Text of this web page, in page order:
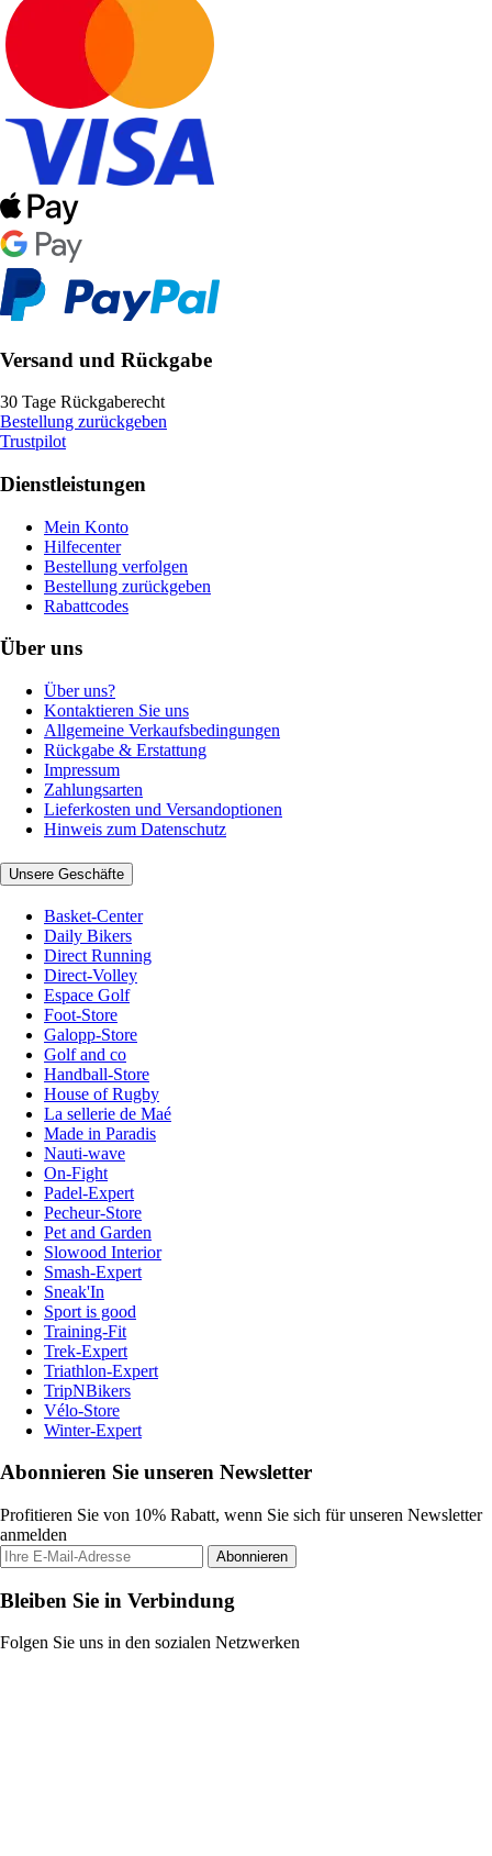
Versand und Rückgabe
30 Tage Rückgaberecht
Bestellung zurückgeben
Trustpilot
Dienstleistungen
Mein Konto
Hilfecenter
Bestellung verfolgen
Bestellung zurückgeben
Rabattcodes
Über uns
Über uns?
Kontaktieren Sie uns
Allgemeine Verkaufsbedingungen
Rückgabe & Erstattung
Impressum
Zahlungsarten
Lieferkosten und Versandoptionen
Hinweis zum Datenschutz
Unsere Geschäfte
Basket-Center
Daily Bikers
Direct Running
Direct-Volley
Espace Golf
Foot-Store
Galopp-Store
Golf and co
Handball-Store
House of Rugby
La sellerie de Maé
Made in Paradis
Nauti-wave
On-Fight
Padel-Expert
Pecheur-Store
Pet and Garden
Slowood Interior
Smash-Expert
Sneak'In
Sport is good
Training-Fit
Trek-Expert
Triathlon-Expert
TripNBikers
Vélo-Store
Winter-Expert
Abonnieren Sie unseren Newsletter
Profitieren Sie von 10% Rabatt, wenn Sie sich für unseren Newsletter
anmelden
Abonnieren
Bleiben Sie in Verbindung
Folgen Sie uns in den sozialen Netzwerken